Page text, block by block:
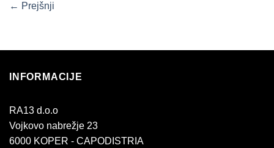
← Prejšnji
INFORMACIJE
RA13 d.o.o
Vojkovo nabrežje 23
6000 KOPER - CAPODISTRIA